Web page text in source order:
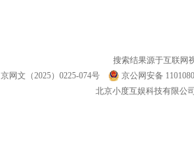
搜索结果源于互联网
京网文（2025）0225-074号
京公网安备
北京小度互娱科技有限公